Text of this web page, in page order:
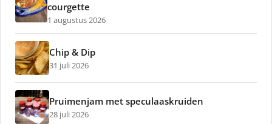
courgette
1 augustus 2026
Chip & Dip
31 juli 2026
Pruimenjam met speculaaskruiden
28 juli 2026